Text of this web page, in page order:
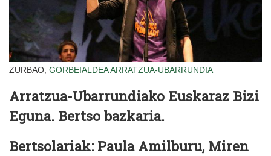
ZURBAO, GORBEIALDEAARRATZUA-UBARRUNDIA
Arratzua-Ubarrundiako Euskaraz Bizi
Eguna. Bertso bazkaria.
Bertsolariak: Paula Amilburu, Miren